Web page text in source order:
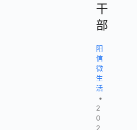
干
部
阳
信
微
生
活
•
2
0
2